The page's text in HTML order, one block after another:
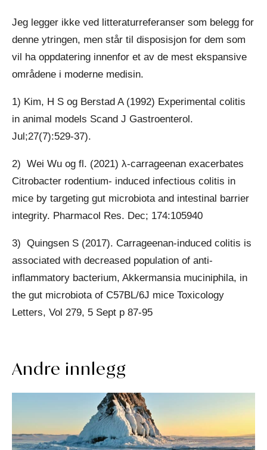
Jeg legger ikke ved litteraturreferanser som belegg for
denne ytringen, men står til disposisjon for dem som
vil ha oppdatering innenfor et av de mest ekspansive
områdene i moderne medisin.
1) Kim, H S og Berstad A (1992) Experimental colitis
in animal models Scand J Gastroenterol.
Jul;27(7):529-37).
2) Wei Wu og fl. (2021) λ-carrageenan exacerbates
Citrobacter rodentium- induced infectious colitis in
mice by targeting gut microbiota and intestinal barrier
integrity. Pharmacol Res. Dec; 174:105940
3) Quingsen S (2017). Carrageenan-induced colitis is
associated with decreased population of anti-
inflammatory bacterium, Akkermansia muciniphila, in
the gut microbiota of C57BL/6J mice Toxicology
Letters, Vol 279, 5 Sept p 87-95
Andre innlegg